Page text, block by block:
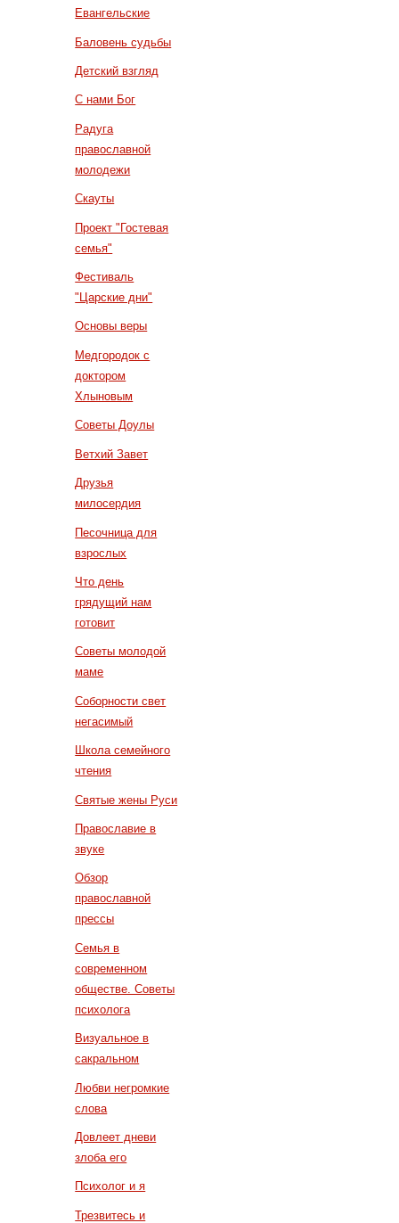
Евангельские
Баловень судьбы
Детский взгляд
С нами Бог
Радуга
православной
молодежи
Скауты
Проект "Гостевая
семья"
Фестиваль
"Царские дни"
Основы веры
Медгородок с
доктором
Хлыновым
Советы Доулы
Ветхий Завет
Друзья
милосердия
Песочница для
взрослых
Что день
грядущий нам
готовит
Советы молодой
маме
Соборности свет
негасимый
Школа семейного
чтения
Святые жены Руси
Православие в
звуке
Обзор
православной
прессы
Семья в
современном
обществе. Советы
психолога
Визуальное в
сакральном
Любви негромкие
слова
Довлеет дневи
злоба его
Психолог и я
Трезвитесь и